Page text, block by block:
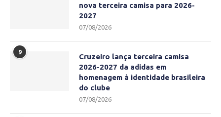
nova terceira camisa para 2026-
2027
07/08/2026
9
Cruzeiro lança terceira camisa
2026-2027 da adidas em
homenagem à identidade brasileira
do clube
07/08/2026